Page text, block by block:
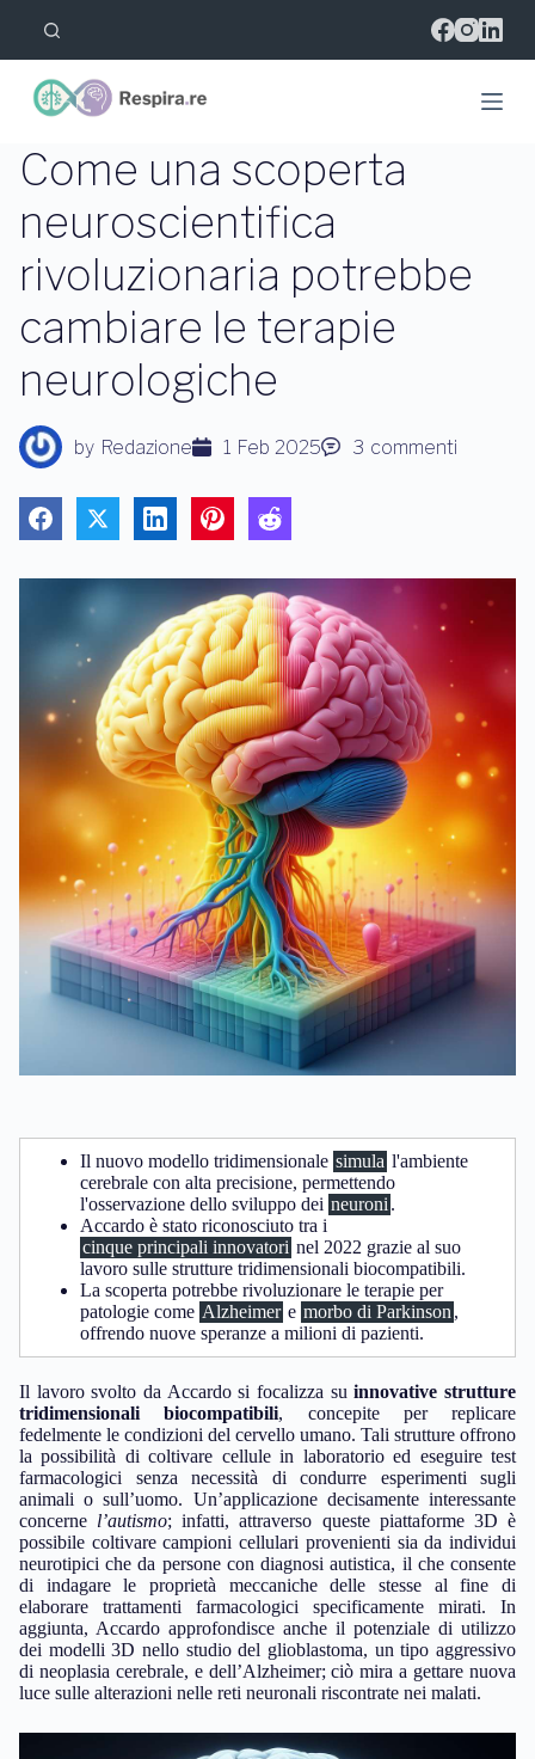
l
l
c
n
t
n
t
o
Come una scoperta
neuroscientifica
rivoluzionaria potrebbe
cambiare le terapie
neurologiche
by Redazione 1 Feb 2025 3 commenti
Il nuovo modello tridimensionale simula l'ambiente
cerebrale con alta precisione, permettendo
l'osservazione dello sviluppo dei neuroni .
Accardo è stato riconosciuto tra i
cinque principali innovatori nel 2022 grazie al suo
lavoro sulle strutture tridimensionali biocompatibili.
La scoperta potrebbe rivoluzionare le terapie per
patologie come Alzheimer e morbo di Parkinson ,
offrendo nuove speranze a milioni di pazienti.
Il lavoro svolto da Accardo si focalizza suinnovative strutture
tridimensionali biocompatibili, concepite per replicare
fedelmente le condizioni del cervello umano. Tali strutture offrono
la possibilità di coltivare cellule in laboratorio ed eseguire test
farmacologici senza necessità di condurre esperimenti sugli
animali o sull’uomo. Un’applicazione decisamente interessante
concerne l’autismo; infatti, attraverso queste piattaforme 3D è
possibile coltivare campioni cellulari provenienti sia da individui
neurotipici che da persone con diagnosi autistica, il che consente
di indagare le proprietà meccaniche delle stesse al fine di
elaborare trattamenti farmacologici specificamente mirati. In
aggiunta, Accardo approfondisce anche il potenziale di utilizzo
dei modelli 3D nello studio del glioblastoma, un tipo aggressivo
di neoplasia cerebrale, e dell’Alzheimer; ciò mira a gettare nuova
luce sulle alterazioni nelle reti neuronali riscontrate nei malati.